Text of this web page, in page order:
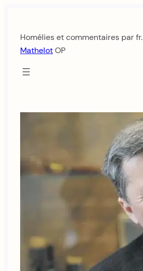
contenu
Homélies et commentaires par fr.
MathelotOP